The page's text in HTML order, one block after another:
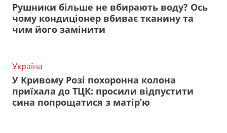
Рушники більше не вбирають воду? Ось
чому кондиціонер вбиває тканину та
чим його замінити
Україна
У Кривому Розі похоронна колона
приїхала до ТЦК: просили відпустити
сина попрощатися з матір’ю